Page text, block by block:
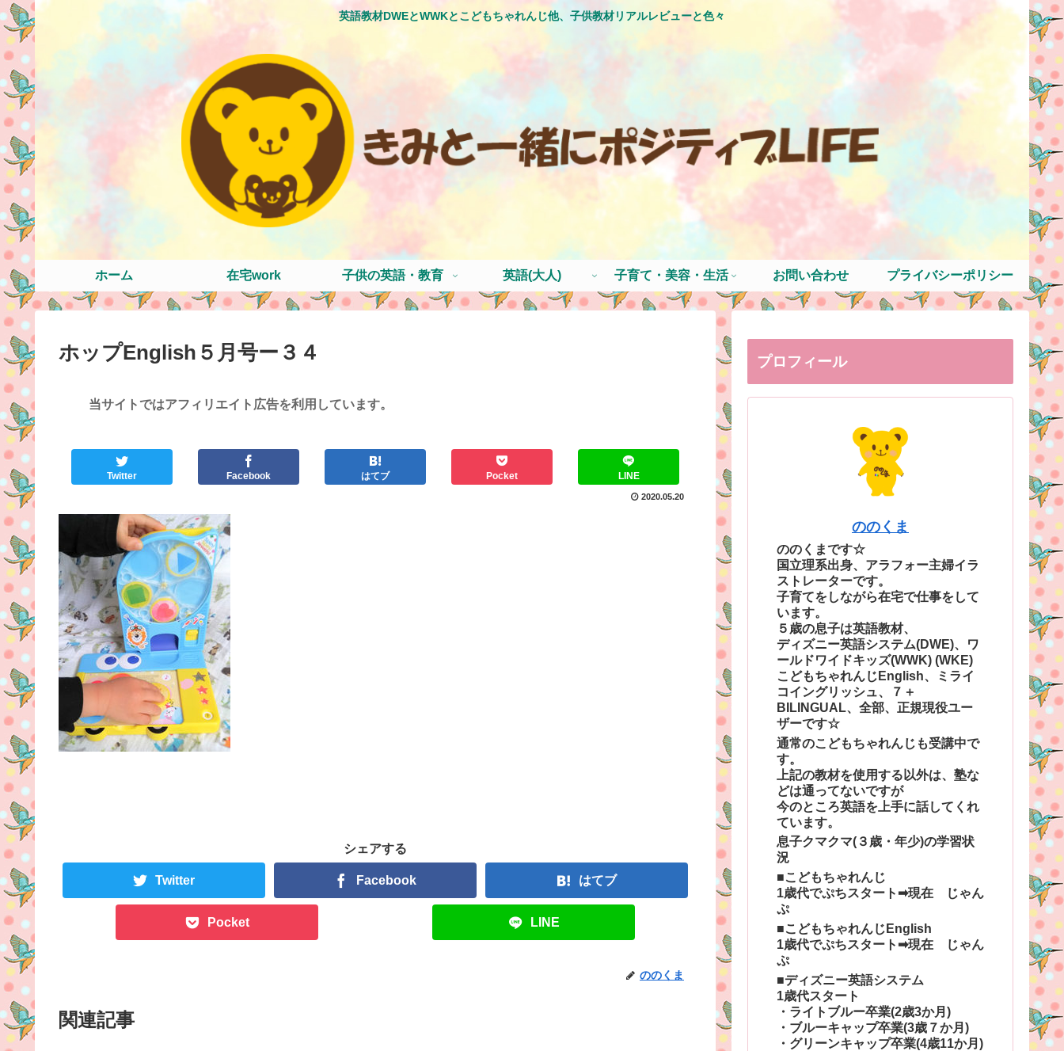
英語教材DWEとWWKとこどもちゃれんじ他、子供教材リアルレビューと色々
ホーム 在宅work 子供の英語・教育 英語(大人) 子育て・美容・生活 お問い合わせ プライバシーポリシー
ホップEnglish５月号ー３４
当サイトではアフィリエイト広告を利用しています。
Twitter Facebook はてブ Pocket LINE
2020.05.20
シェアする
Twitter Facebook はてブ
Pocket LINE
ののくま
関連記事
プロフィール
ののくま
ののくまです☆
国立理系出身、アラフォー主婦イラ
ストレーターです。
子育てをしながら在宅で仕事をして
います。
５歳の息子は英語教材、
ディズニー英語システム(DWE)、ワ
ールドワイドキッズ(WWK) (WKE)
こどもちゃれんじEnglish、ミライ
コイングリッシュ、７＋
BILINGUAL、全部、正規現役ユー
ザーです☆
通常のこどもちゃれんじも受講中で
す。
上記の教材を使用する以外は、塾な
どは通ってないですが
今のところ英語を上手に話してくれ
ています。
息子クマクマ(３歳・年少)の学習状
況
■こどもちゃれんじ
1歳代でぷちスタート➡現在 じゃん
ぷ
■こどもちゃれんじEnglish
1歳代でぷちスタート➡現在 じゃん
ぷ
■ディズニー英語システム
1歳代スタート
・ライトブルー卒業(2歳3か月)
・ブルーキャップ卒業(3歳７か月)
・グリーンキャップ卒業(4歳11か月)